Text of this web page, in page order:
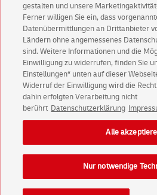
Privatkundensichern sich
für POSTSCAN!
Geschäftskunden
für Briefmarke
Zur Newsletter-
© Sat Aug 08 06:55:11 CEST 2026
Datenschutz
Einwilligungs-Einstellungen
gestalten und unsere
Ferner willigen Sie ein, dass
Datenübermittlungen an Drittanbieter
Ländern ohne angemessenes
sind. Weitere Informationen und die
Einwilligung zu widerrufen, finden Sie
Einstellungen“ unten auf dieser
Widerruf der Einwilligung wird die
dahin erfolgten Verarbeitung nicht
berührt Datenschutzerklärung
Nur notwendige
Alle